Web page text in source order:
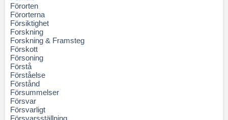
Förorten
Förorterna
Försiktighet
Forskning
Forskning & Framsteg
Förskott
Försoning
Förstå
Förståelse
Förstånd
Försummelser
Försvar
Försvarligt
Försvarsställning